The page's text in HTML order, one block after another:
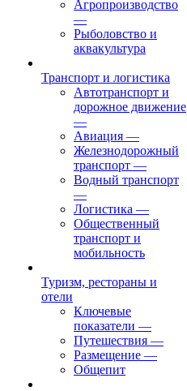
Агропроизводство
—
Рыболовство и
аквакультура
Транспорт и логистика
Автотранспорт и
дорожное движение
—
Авиация —
Железнодорожный
транспорт —
Водный транспорт
—
Логистика —
Общественный
транспорт и
мобильность
Туризм, рестораны и
отели
Ключевые
показатели —
Путешествия —
Размещение —
Общепит